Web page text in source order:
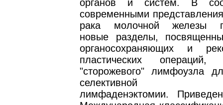
органов и систем. В
современными
рака молочной железы
новые разделы,
органосохраняющих и
пластических операций,
"сторожевого" лимфоузла
селективной
лимфаденэктомии.